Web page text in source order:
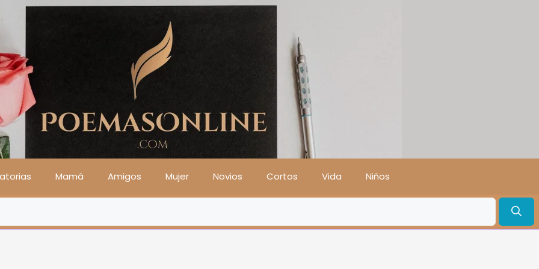
Mamá Amigos Mujer Novios Cortos Vida Niños